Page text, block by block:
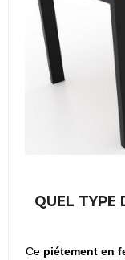
QUEL TYPE
Ce piétement en